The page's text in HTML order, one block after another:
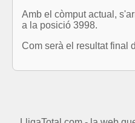
Amb el còmput actual,
a la posició 3998.
Com serà el resultat final